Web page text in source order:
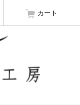
カート